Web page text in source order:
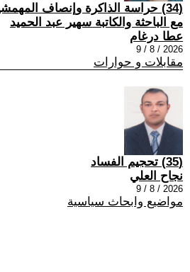
(34) حراسة الذاكرة وإنصاف
مع الباحثة والكاتبة سهير عبد الحميد
عطا درغام
2026 / 8 / 9
مقابلات و حوارات
(35) تحجيم الفساد
نجاح العلي
2026 / 8 / 9
مواضيع وابحاث سياسية